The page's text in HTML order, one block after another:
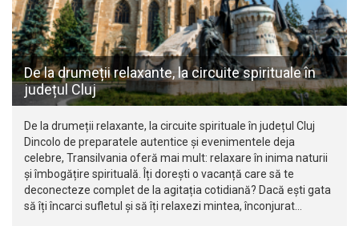
De la drumeții relaxante, la circuite spirituale în
județul Cluj
De la drumeții relaxante, la circuite spirituale în județul Cluj
Dincolo de preparatele autentice și evenimentele deja
celebre, Transilvania oferă mai mult: relaxare în inima naturii
și îmbogățire spirituală. Îți dorești o vacanță care să te
deconecteze complet de la agitația cotidiană? Dacă ești gata
să îți încarci sufletul și să îți relaxezi mintea, înconjurat…